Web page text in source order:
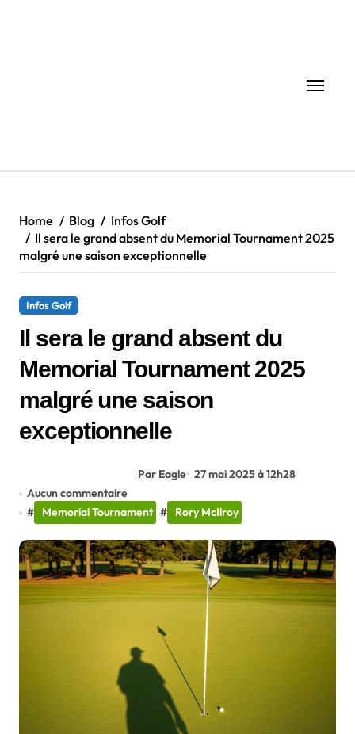
Home Blog
Infos Golf
Il sera le grand absent du Memorial Tournament 2025
malgré une saison exceptionnelle
Infos Golf
Il sera le grand absent du
Memorial Tournament 2025
malgré une saison
exceptionnelle
Par Eagle 27 mai 2025 à 12h28
Aucun commentaire
#
Memorial Tournament # Rory McIlroy